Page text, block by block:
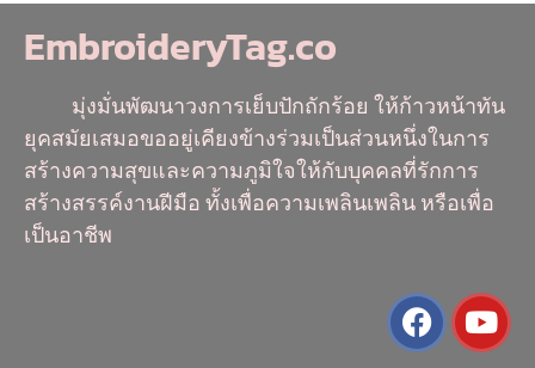
EmbroideryTag.co
มุ่งมั่นพัฒนาวงการเย็บปักถักร้อย ให้ก้าวหน้าทัน
ยุคสมัยเสมอขออยู่เคียงข้างร่วมเป็นส่วนหนึ่งในการ
สร้างความสุขและความภูมิใจให้กับบุคคลที่รักการ
สร้างสรรค์งานฝีมือ ทั้งเพื่อความเพลินเพลิน หรือเพื่อ
เป็นอาชีพ